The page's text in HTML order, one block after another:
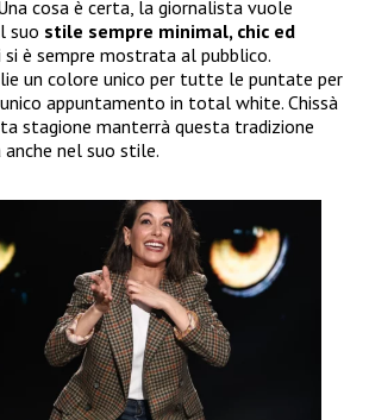
cosa è certa, la giornalista vuole
suo stile sempre minimal, chic ed
si è sempre mostrata al pubblico.
un colore unico per tutte le puntate per
appuntamento in total white. Chissà
stagione manterrà questa tradizione
anche nel suo stile.